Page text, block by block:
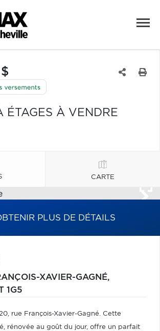
ÉTAGES À VENDRE
CARTE
PLUS DE DÉTAILS
XAVIER-GAGNÉ,
1G5
rue François-Xavier-Gagné. Cette
rénovée au goût du jour, offre un parfait